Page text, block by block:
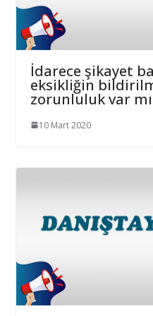
İdarece şikayet
eksikliğin
zorunluluk var
10 Mart 2020